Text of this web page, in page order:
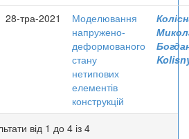
28-тра-2021
Моделювання
напружено-
деформованого
стану
нетипових
елементів
конструкцій
від 1 до 4 із 4